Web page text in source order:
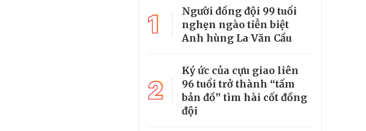
1
Người đồng đội 99 tuổi
nghẹn ngào tiễn biệt
Anh hùng La Văn Cầu
2
Ký ức của cựu giao liên
96 tuổi trở thành “tấm
bản đồ” tìm hài cốt đồng
đội